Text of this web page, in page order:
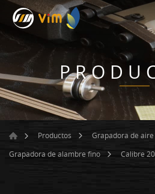
Productos
Grapadora de aire
Grapadora de alambre fino
Calibre 20